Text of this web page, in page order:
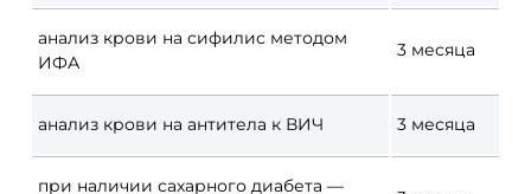
анализ крови на сифилис методом
ИФА
3 месяца
анализ крови на антитела к ВИЧ 3 месяца
при наличии сахарного диабета —